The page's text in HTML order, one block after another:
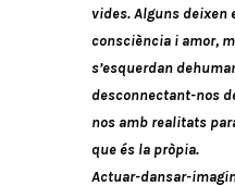
vides. Alguns deixen
consciència i amor,
s’esquerdan
desconnectant-nos
nos amb realitats
que és la pròpia.
Actuar-dansar-